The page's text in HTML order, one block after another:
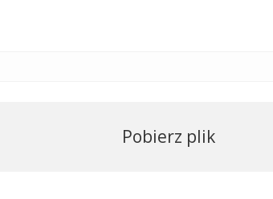
Pobierz plik